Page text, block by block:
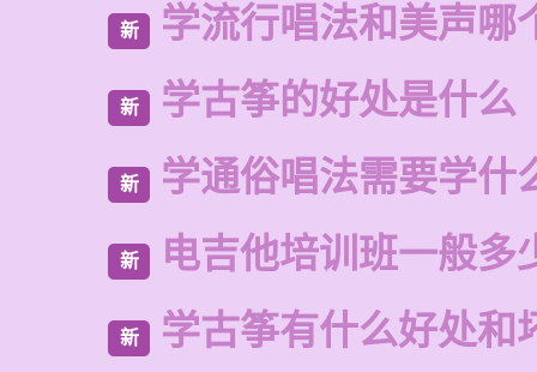
新 学流行唱法和美声哪
新 学古筝的好处是什么
新 学通俗唱法需要学什
新 电吉他培训班一般多
新 学古筝有什么好处和